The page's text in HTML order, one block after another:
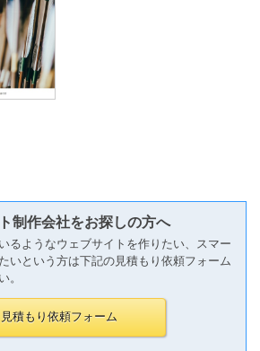
制作会社をお探しの方へ
るようなウェブサイトを作りたい、スマー
いという方は下記の見積もり依頼フォーム
。